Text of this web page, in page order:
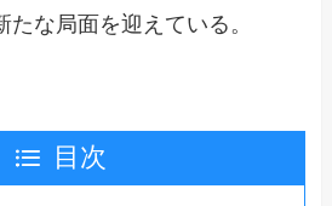
な局面を迎えている。
目次